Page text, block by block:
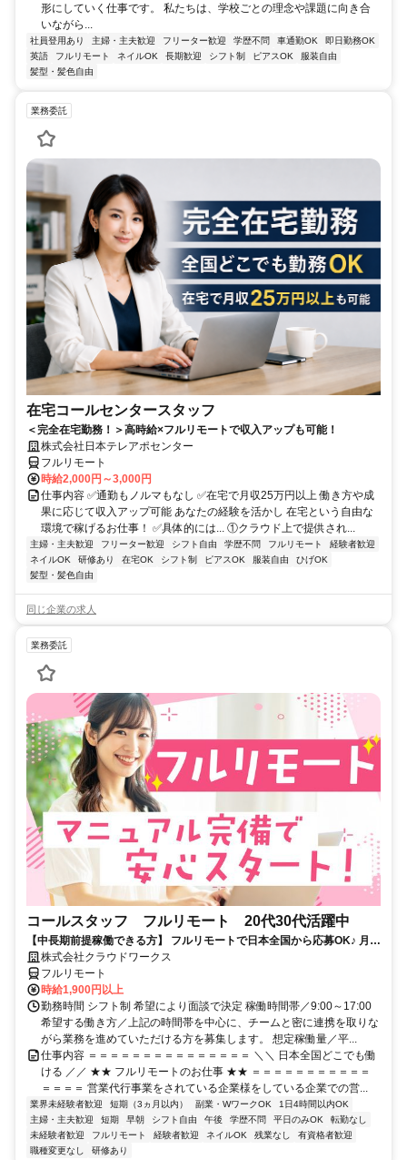
形にしていく仕事です。 私たちは、学校ごとの理念や課題に向き合
いながら...
社員登用あり 主婦・主夫歓迎 フリーター歓迎 学歴不問 車通勤OK
即日勤務OK
英語
フルリモート ネイルOK 長期歓迎 シフト制 ピアスOK
服装自由
髪型・髪色自由
業務委託
在宅コールセンタースタッフ
＜完全在宅勤務！＞高時給×フルリモートで収入アップも可能！
株式会社日本テレアポセンター
フルリモート
時給2,000円～3,000円
仕事内容 ✅通勤もノルマもなし ✅在宅で月収25万円以上 働き方や成
果に応じて収入アップ可能 あなたの経験を活かし 在宅という自由な
環境で稼げるお仕事！ ✅具体的には... ①クラウド上で提供され...
主婦・主夫歓迎 フリーター歓迎 シフト自由 学歴不問 フルリモート
経験者歓迎
ネイルOK
研修あり 在宅OK シフト制 ピアスOK 服装自由
ひげOK
髪型・髪色自由
同じ企業の求人
業務委託
コールスタッフ フルリモート 20代30代活躍中
【中長期前提稼働できる方】 フルリモートで日本全国から応募OK♪ 月稼
働80時間で安定収入！
株式会社クラウドワークス
フルリモート
時給1,900円以上
勤務時間 シフト制 希望により面談で決定 稼働時間帯／9:00～17:00
希望する働き方／上記の時間帯を中心に、チームと密に連携を取りな
がら業務を進めていただける方を募集します。 想定稼働量／平...
仕事内容 ＝＝＝＝＝＝＝＝＝＝＝＝＝＝＝ ＼＼ 日本全国どこでも働
ける ／／ ★★ フルリモートのお仕事 ★★ ＝＝＝＝＝＝＝＝＝＝＝
＝＝＝＝ 営業代行事業をされている企業様をしている企業での営...
業界未経験者歓迎 短期（3ヵ月以内） 副業・WワークOK
1日4時間以内OK
主婦・主夫歓迎
短期 早朝 シフト自由 午後 学歴不問 平日のみOK
転勤なし
未経験者歓迎
フルリモート 経験者歓迎 ネイルOK 残業なし
有資格者歓迎
職種変更なし
研修あり